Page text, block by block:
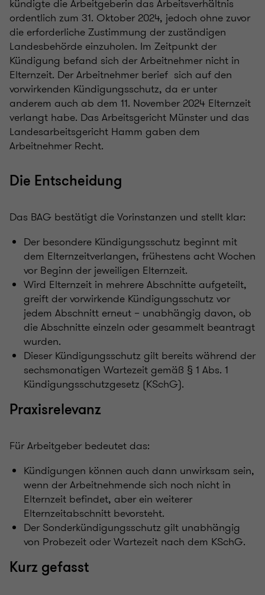
kündigte die Arbeitgeberin das Arbeitsverhältnis
ordentlich zum 31. Oktober 2024, jedoch ohne zuvor
die erforderliche Zustimmung der zuständigen
Landesbehörde einzuholen. Im Zeitpunkt der
Kündigung befand sich der Arbeitnehmer nicht in
Elternzeit. Der Arbeitnehmer berief sich auf den
vorwirkenden Kündigungsschutz, da er unter
anderem auch ab dem 11. November 2024 Elternzeit
verlangt habe. Das Arbeitsgericht Münster und das
Landesarbeitsgericht Hamm gaben dem
Arbeitnehmer Recht.
Die Entscheidung
Das BAG bestätigt die Vorinstanzen und stellt klar:
Der besondere Kündigungsschutz beginnt mit
dem Elternzeitverlangen, frühestens acht Wochen
vor Beginn der jeweiligen Elternzeit.
Wird Elternzeit in mehrere Abschnitte aufgeteilt,
greift der vorwirkende Kündigungsschutz vor
jedem Abschnitt erneut – unabhängig davon, ob
die Abschnitte einzeln oder gesammelt beantragt
wurden.
Dieser Kündigungsschutz gilt bereits während der
sechsmonatigen Wartezeit gemäß § 1 Abs. 1
Kündigungsschutzgesetz (KSchG).
Praxisrelevanz
Für Arbeitgeber bedeutet das:
Kündigungen können auch dann unwirksam sein,
wenn der Arbeitnehmende sich noch nicht in
Elternzeit befindet, aber ein weiterer
Elternzeitabschnitt bevorsteht.
Der Sonderkündigungsschutz gilt unabhängig
von Probezeit oder Wartezeit nach dem KSchG.
Kurz gefasst